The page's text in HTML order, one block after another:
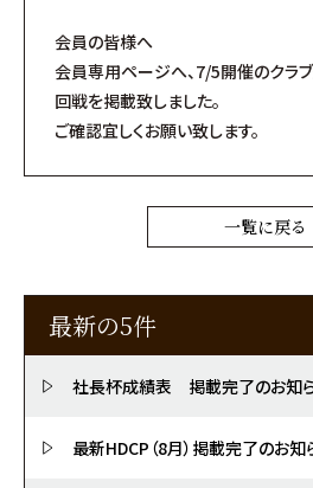
会員の皆様へ
会員専用ページへ、7/5開催のクラ
回戦を掲載致しました。
ご確認宜しくお願い致します。
一覧に戻る
最新の5件
社長杯成績表 掲載完了のお知
最新HDCP（8月）掲載完了のお知